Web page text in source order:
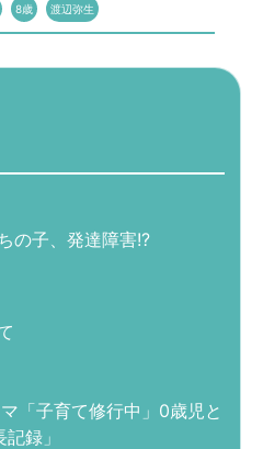
8歳 渡辺弥生
の子、発達障害!?
「子育て修行中」0歳児と
録」